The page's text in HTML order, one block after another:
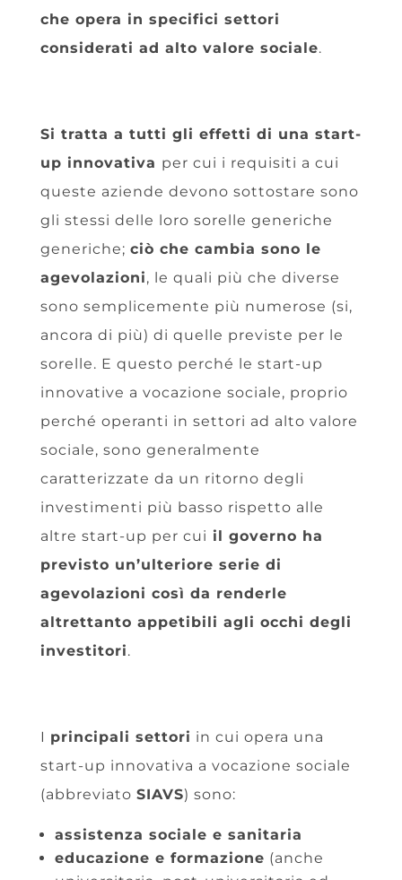
che opera in specifici settori
considerati ad alto valore sociale.
Si tratta a tutti gli effetti di una start-
up innovativa per cui i requisiti a cui
queste aziende devono sottostare sono
gli stessi delle loro sorelle generiche
generiche; ciò che cambia sono le
agevolazioni, le quali più che diverse
sono semplicemente più numerose (si,
ancora di più) di quelle previste per le
sorelle. E questo perché le start-up
innovative a vocazione sociale, proprio
perché operanti in settori ad alto valore
sociale, sono generalmente
caratterizzate da un ritorno degli
investimenti più basso rispetto alle
altre start-up per cui il governo ha
previsto un’ulteriore serie di
agevolazioni così da renderle
altrettanto appetibili agli occhi degli
investitori.
I principali settori in cui opera una
start-up innovativa a vocazione sociale
(abbreviato SIAVS) sono:
assistenza sociale e sanitaria
educazione e formazione (anche